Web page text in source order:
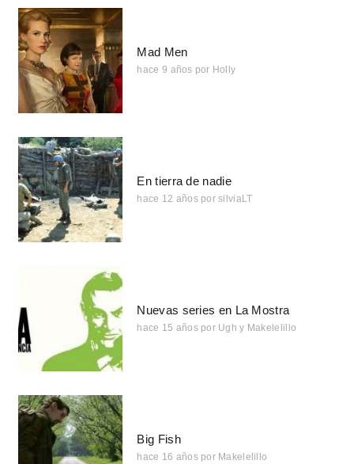
Mad Men
hace 9 años por Holly
En tierra de nadie
hace 12 años por silviaLT
Nuevas series en La Mostra
hace 15 años por Ugh y Makelelillo
Big Fish
hace 16 años por Makelelillo